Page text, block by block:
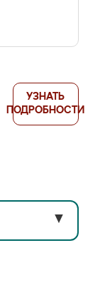
УЗНАТЬ
ПОДРОБНОСТИ
▼